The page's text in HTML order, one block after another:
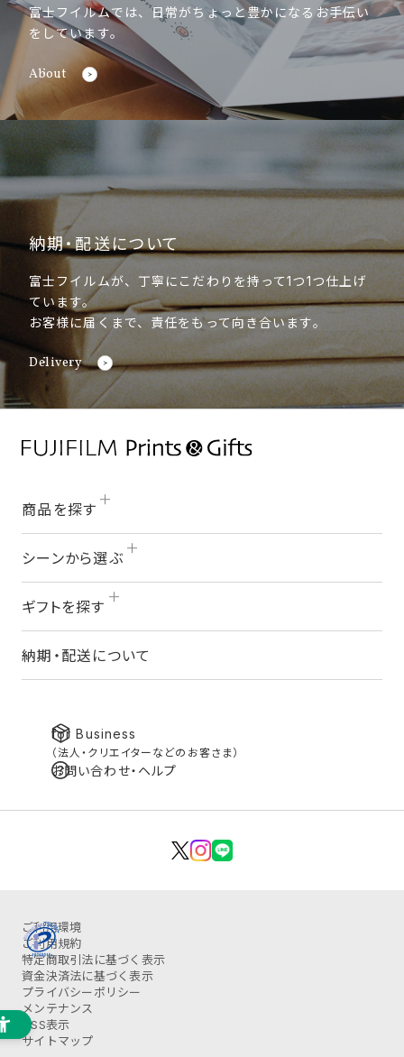
富士フイルムでは、日常がちょっと豊かになるお手伝い
をしています。
About
納期・配送について
富士フイルムが、丁寧にこだわりを持って1つ1つ仕上げ
ています。
お客様に届くまで、責任をもって向き合います。
Delivery
商品を探す
シーンから選ぶ
ギフトを探す
納期・配送について
for Business
（法人・クリエイターなどのお客さま）
お問い合わせ・ヘルプ
ご利用環境
ご利用規約
特定商取引法に基づく表示
資金決済法に基づく表示
プライバシーポリシー
メンテナンス
OSS表示
サイトマップ